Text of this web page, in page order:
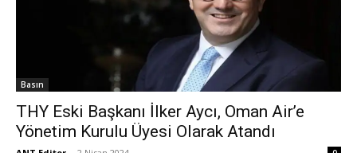
Basın
THY Eski Başkanı İlker Aycı, Oman Air’e
Yönetim Kurulu Üyesi Olarak Atandı